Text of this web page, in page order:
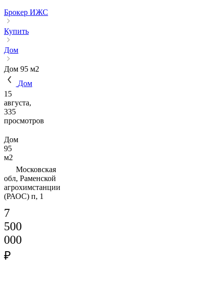
Брокер ИЖС
Купить
Дом
Дом 95 м2
Дом
15
августа,
335
просмотров
Дом
95
м2
Московская
обл, Раменской
агрохимстанции
(РАОС) п, 1
7
500
000
₽